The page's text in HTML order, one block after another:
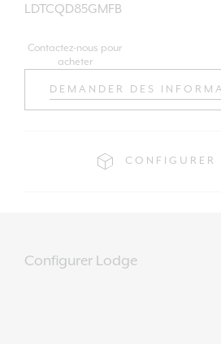
LDTCQD85GMFB
Contactez-nous pour
acheter
DEMANDER DES
CONFIGURER
Configurer Lodge